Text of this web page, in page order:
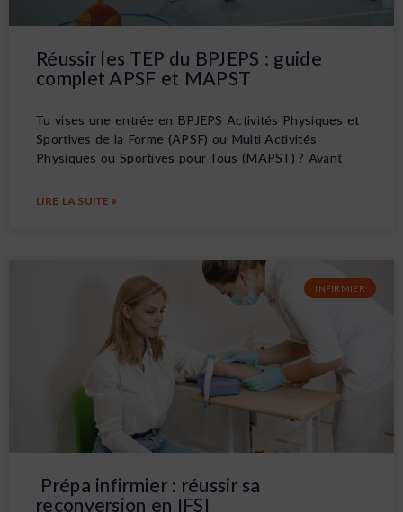
Réussir les TEP du BPJEPS : guide
complet APSF et MAPST
Tu vises une entrée en BPJEPS Activités Physiques et
Sportives de la Forme (APSF) ou Multi Activités
Physiques ou Sportives pour Tous (MAPST) ? Avant
LIRE LA SUITE »
INFIRMIER
Prépa infirmier : réussir sa
reconversion en IFSI